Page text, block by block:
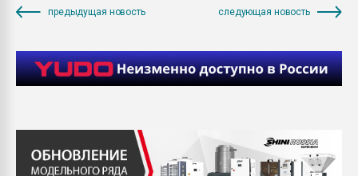
предыдущая новость следующая новость